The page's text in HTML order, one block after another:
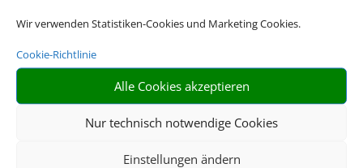
Wir verwenden Statistiken-Cookies und Marketing Cookies.
Cookie-Richtlinie
Alle Cookies akzeptieren
Nur technisch notwendige Cookies
Einstellungen ändern
Z
Einfach und schnell